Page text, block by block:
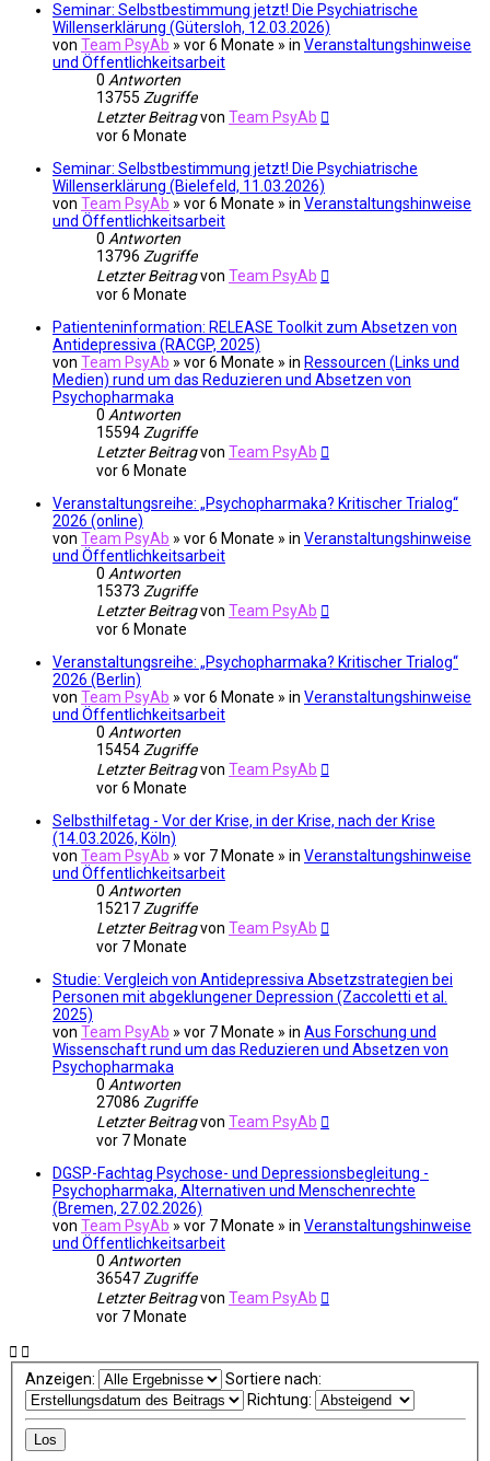
Seminar: Selbstbestimmung jetzt! Die Psychiatrische
Willenserklärung (Gütersloh, 12.03.2026)
von Team PsyAb » vor 6 Monate » in Veranstaltungshinweise
und Öffentlichkeitsarbeit
0 Antworten
13755 Zugriffe
Letzter Beitragvon Team PsyAb
vor 6 Monate
Seminar: Selbstbestimmung jetzt! Die Psychiatrische
Willenserklärung (Bielefeld, 11.03.2026)
von Team PsyAb » vor 6 Monate » in Veranstaltungshinweise
und Öffentlichkeitsarbeit
0 Antworten
13796 Zugriffe
Letzter Beitragvon Team PsyAb
vor 6 Monate
Patienteninformation: RELEASE Toolkit zum Absetzen von
Antidepressiva (RACGP, 2025)
von Team PsyAb » vor 6 Monate » in Ressourcen (Links und
Medien) rund um das Reduzieren und Absetzen von
Psychopharmaka
0 Antworten
15594 Zugriffe
Letzter Beitragvon Team PsyAb
vor 6 Monate
Veranstaltungsreihe: „Psychopharmaka? Kritischer Trialog“
2026 (online)
von Team PsyAb » vor 6 Monate » in Veranstaltungshinweise
und Öffentlichkeitsarbeit
0 Antworten
15373 Zugriffe
Letzter Beitragvon Team PsyAb
vor 6 Monate
Veranstaltungsreihe: „Psychopharmaka? Kritischer Trialog“
2026 (Berlin)
von Team PsyAb » vor 6 Monate » in Veranstaltungshinweise
und Öffentlichkeitsarbeit
0 Antworten
15454 Zugriffe
Letzter Beitragvon Team PsyAb
vor 6 Monate
Selbsthilfetag - Vor der Krise, in der Krise, nach der Krise
(14.03.2026, Köln)
von Team PsyAb » vor 7 Monate » in Veranstaltungshinweise
und Öffentlichkeitsarbeit
0 Antworten
15217 Zugriffe
Letzter Beitragvon Team PsyAb
vor 7 Monate
Studie: Vergleich von Antidepressiva Absetzstrategien bei
Personen mit abgeklungener Depression (Zaccoletti et al.
2025)
von Team PsyAb » vor 7 Monate » in Aus Forschung und
Wissenschaft rund um das Reduzieren und Absetzen von
Psychopharmaka
0 Antworten
27086 Zugriffe
Letzter Beitragvon Team PsyAb
vor 7 Monate
DGSP-Fachtag Psychose- und Depressionsbegleitung -
Psychopharmaka, Alternativen und Menschenrechte
(Bremen, 27.02.2026)
von Team PsyAb » vor 7 Monate » in Veranstaltungshinweise
und Öffentlichkeitsarbeit
0 Antworten
36547 Zugriffe
Letzter Beitragvon Team PsyAb
vor 7 Monate
Anzeigen:
Sortiere nach:
Richtung: